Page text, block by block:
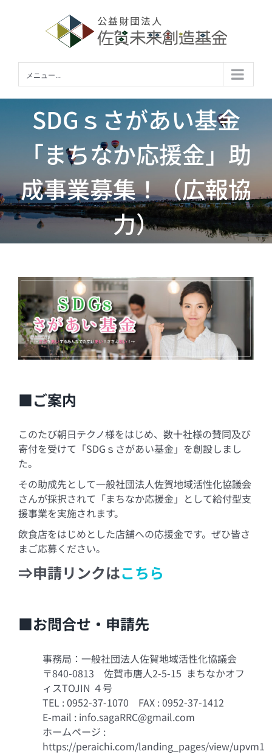
メニュー...
SDGｓさがあい基金
「まちなか応援金」助
成事業募集！（広報協
力）
■ご案内
このたび朝日テクノ様をはじめ、数十社様の賛同及び
寄付を受けて「SDGｓさがあい基金」を創設しまし
た。
その助成先として一般社団法人佐賀地域活性化協議会
さんが採択されて「まちなか応援金」として給付型支
援事業を実施されます。
飲食店をはじめとした店舗への応援金です。ぜひ皆さ
まご応募ください。
⇒申請リンクはこちら
■お問合せ・申請先
事務局：一般社団法人佐賀地域活性化協議会
〒840-0813 佐賀市唐人2-5-15 まちなかオフ
ィスTOJIN ４号
TEL : 0952-37-1070 FAX : 0952-37-1412
E-mail : info.sagaRRC@gmail.com
ホームページ :
https://peraichi.com/landing_pages/view/upvm1